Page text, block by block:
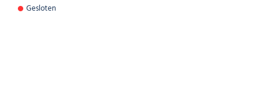
Gesloten